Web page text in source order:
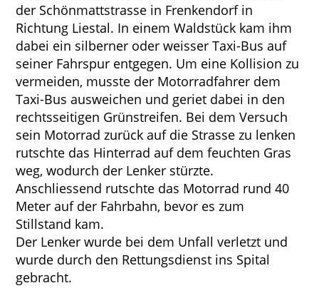
der Schönmattstrasse in Frenkendorf in
Richtung Liestal. In einem Waldstück kam ihm
dabei ein silberner oder weisser Taxi-Bus auf
seiner Fahrspur entgegen. Um eine Kollision zu
vermeiden, musste der Motorradfahrer dem
Taxi-Bus ausweichen und geriet dabei in den
rechtsseitigen Grünstreifen. Bei dem Versuch
sein Motorrad zurück auf die Strasse zu lenken
rutschte das Hinterrad auf dem feuchten Gras
weg, wodurch der Lenker stürzte.
Anschliessend rutschte das Motorrad rund 40
Meter auf der Fahrbahn, bevor es zum
Stillstand kam.
Der Lenker wurde bei dem Unfall verletzt und
wurde durch den Rettungsdienst ins Spital
gebracht.